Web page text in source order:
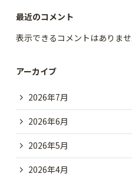
最近のコメント
表示できるコメントはありませ
アーカイブ
2026年7月
2026年6月
2026年5月
2026年4月